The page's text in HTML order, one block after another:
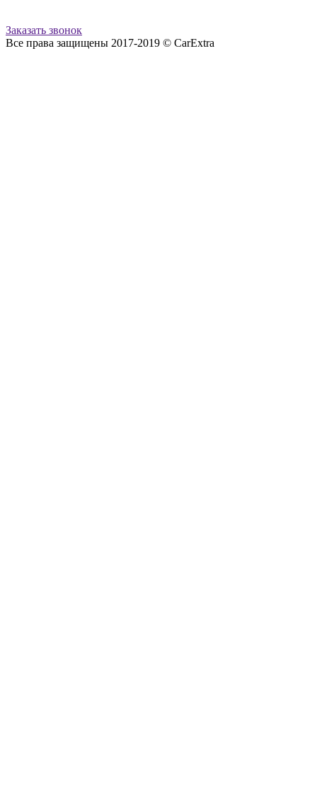
Заказать звонок
Все права защищены 2017-2019 © CarExtra